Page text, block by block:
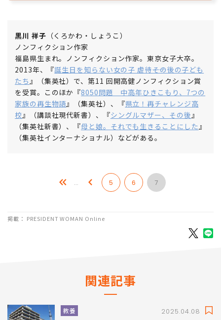
黒川 祥子 （くろかわ・しょうこ）
ノンフィクション作家
福島県生まれ。ノンフィクション作家。東京女子大卒。
2013年、『誕生日を知らない女の子 虐待――その後の子ども
たち』（集英社）で、第11 回開高健ノンフィクション賞
を受賞。このほか『8050問題 中高年ひきこもり、7つの
家族の再生物語』（集英社）、『県立！再チャレンジ高
校』（講談社現代新書）、『シングルマザー、その後』
（集英社新書）、『母と娘。それでも生きることにした』
（集英社インターナショナル）などがある。
… 5 6 7
掲載： PRESIDENT WOMAN Online
関連記事
教養 2025.04.08